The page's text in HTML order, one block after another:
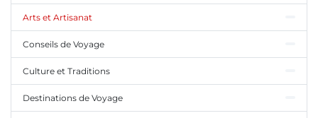
Arts et Artisanat
Conseils de Voyage
Culture et Traditions
Destinations de Voyage